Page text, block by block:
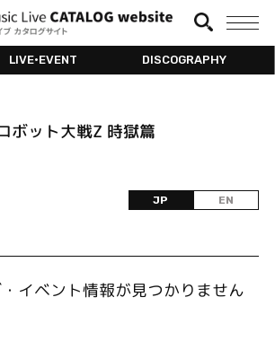
LIVE•EVENT DISCOGRAPHY
ボット大戦Z 時獄篇
JP EN
イベント情報が見つかりません